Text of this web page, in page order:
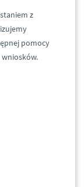
z
pomocy
wniosków.